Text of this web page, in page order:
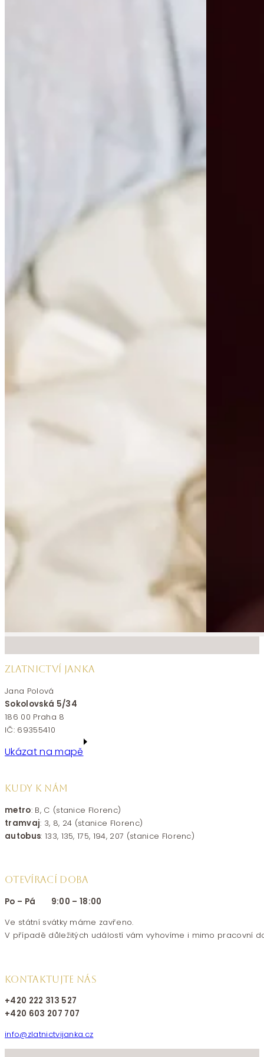
ZLATNICTVÍ JANKA
Jana Polová
Sokolovská 5/34
186 00 Praha 8
IČ: 69355410
Ukázat na mapě
KUDY K NÁM
metro: B, C (stanice Florenc)
tramvaj: 3, 8, 24 (stanice Florenc)
autobus: 133, 135, 175, 194, 207 (stanice Florenc)
OTEVÍRACÍ DOBA
Po – Pá 9:00 – 18:00
Ve státní svátky máme zavřeno.
V případě důležitých událostí vám vyhovíme i mimo pracovní
KONTAKTUJTE NÁS
+420 222 313 527
+420 603 207 707
info@zlatnictvijanka.cz